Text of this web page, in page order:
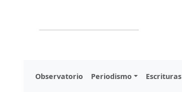
Observatorio Periodismo Escrituras